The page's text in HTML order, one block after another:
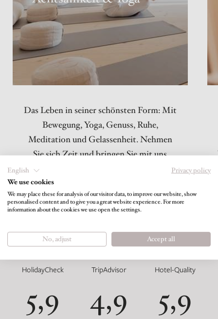
Das Leben in seiner schönsten Form: Mit
Bewegung, Yoga, Genuss, Ruhe,
Meditation und Gelassenheit. Nehmen
Sie sich Zeit und bringen Sie mit uns
HolidayCheck
5,9
TripAdvisor
4,9
Hotel-Quality
5,9
English
Privacy policy
We use cookies
We may place these for analysis of our visitor data, to improve our website, show
personalised content and to give you a great website experience. For more
information about the cookies we use open the settings.
No, adjust Accept all